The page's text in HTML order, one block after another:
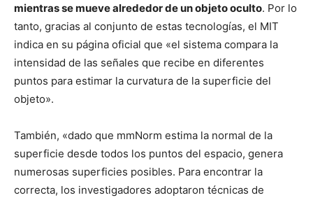
mientras se mueve alrededor de un objeto oculto. Por lo
tanto, gracias al conjunto de estas tecnologías, el MIT
indica en su página oficial que «el sistema compara la
intensidad de las señales que recibe en diferentes
puntos para estimar la curvatura de la superficie del
objeto».
También, «dado que mmNorm estima la normal de la
superficie desde todos los puntos del espacio, genera
numerosas superficies posibles. Para encontrar la
correcta, los investigadores adoptaron técnicas de